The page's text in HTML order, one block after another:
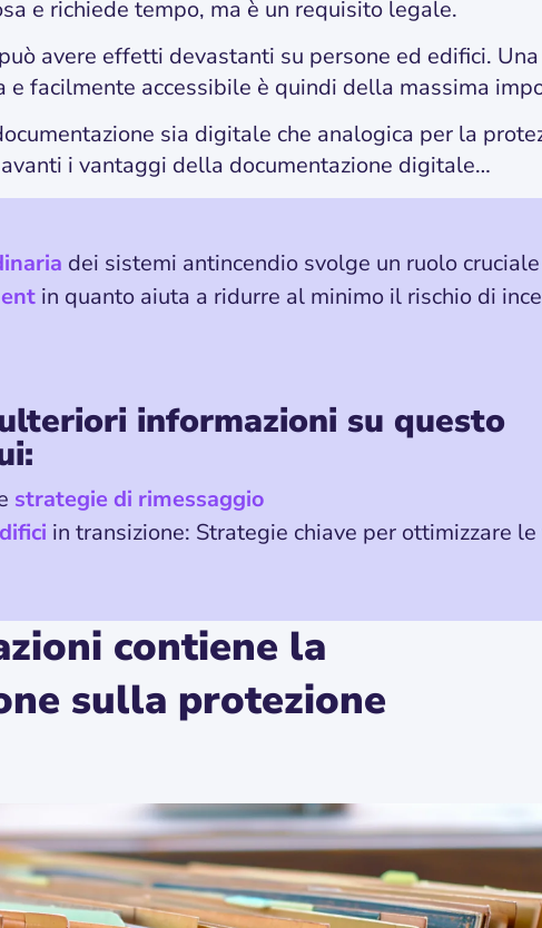
e richiede tempo, ma è un requisito legale.
avere effetti devastanti su persone ed edifici. Una
e facilmente accessibile è quindi della massima
sia digitale che analogica per la
i vantaggi della documentazione digitale…
dei sistemi antincendio svolge un ruolo cruciale
in quanto aiuta a ridurre al minimo il rischio di
informazioni su questo
strategie di rimessaggio
in transizione: Strategie chiave per ottimizzare le
contiene la
sulla protezione